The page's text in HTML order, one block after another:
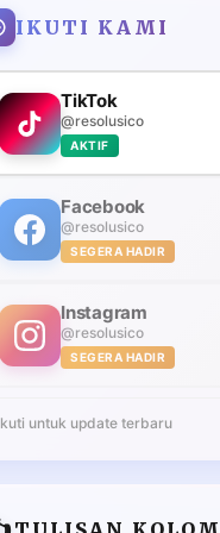
IKUTI KAMI
TikTok
@resolusico
AKTIF
Facebook
@resolusico
SEGERA HADIR
Instagram
@resolusico
SEGERA HADIR
untuk update terbaru